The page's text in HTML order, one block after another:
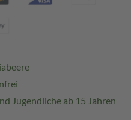
Jugendliche ab 15 Jahren